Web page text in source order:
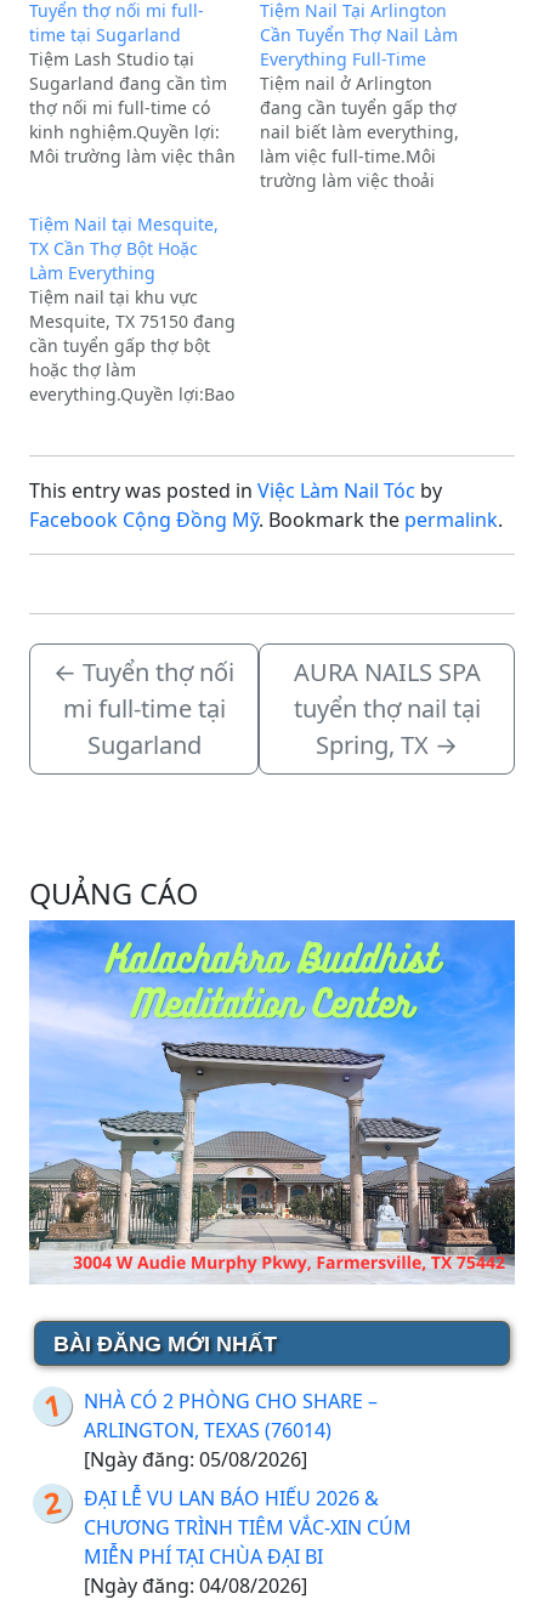
Tuyển thợ nối mi full-
time tại Sugarland
Tiệm Lash Studio tại
Sugarland đang cần tìm
thợ nối mi full-time có
kinh nghiệm.Quyền lợi:
Môi trường làm việc thân
chi tiết qua số điện
thoại: (713) 435-9579.
Nếu gọi không được, vui
lòng để lại tin nhắn,…
Tiệm Nail Tại Arlington
Cần Tuyển Thợ Nail Làm
Everything Full-Time
Tiệm nail ở Arlington
đang cần tuyển gấp thợ
nail biết làm everything,
làm việc full-time.Môi
trường làm việc thoải
Tiệm Nail tại Mesquite,
TX Cần Thợ Bột Hoặc
Làm Everything
Tiệm nail tại khu vực
Mesquite, TX 75150 đang
cần tuyển gấp thợ bột
hoặc thợ làm
everything.Quyền lợi:Bao
thoải mái, chủ tiệm cực
kỳ thân thiện.Quý
This entry was posted in Việc Làm Nail Tóc by
Facebook Cộng Đồng Mỹ. Bookmark the permalink.
← Tuyển thợ nối
mi full-time tại
Sugarland
AURA NAILS SPA
tuyển thợ nail tại
Spring, TX →
QUẢNG CÁO
BÀI ĐĂNG MỚI NHẤT
NHÀ CÓ 2 PHÒNG CHO SHARE –
ARLINGTON, TEXAS (76014)
[Ngày đăng: 05/08/2026]
ĐẠI LỄ VU LAN BÁO HIẾU 2026 &
CHƯƠNG TRÌNH TIÊM VẮC-XIN CÚM
MIỄN PHÍ TẠI CHÙA ĐẠI BI
[Ngày đăng: 04/08/2026]